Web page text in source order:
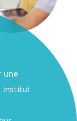
une
institut
«Nous
parfois
n’ont pas